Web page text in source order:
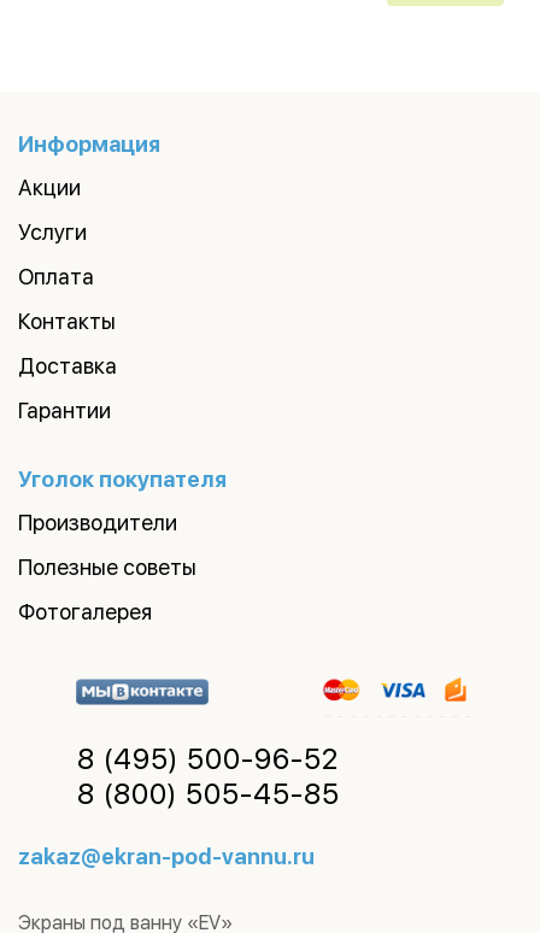
Информация
Акции
Услуги
Оплата
Контакты
Доставка
Гарантии
Уголок покупателя
Производители
Полезные советы
Фотогалерея
8 (495) 500-96-52
8 (800) 505-45-85
zakaz@ekran-pod-vannu.ru
Экраны под ванну «EV»